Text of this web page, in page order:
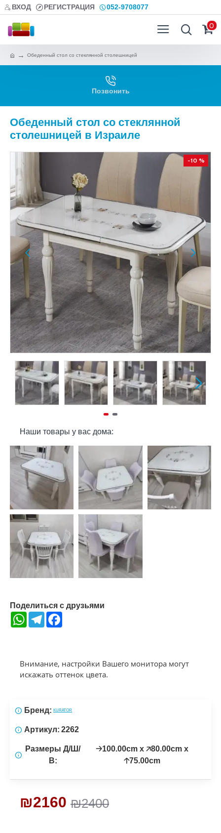
ВХОД РЕГИСТРАЦИЯ 052-9708077
0
Обеденный стол со стеклянной столешницей
Позвонить
Обеденный стол со стеклянной
столешницей в Израиле
-10 %
Наши товары у вас дома:
Поделиться с друзьями
WhatsAppTelegram
Внимание, настройки Вашего монитора могут
искажать оттенок цвета.
₪2400
₪2160
Бренд: KURATOR
Артикул: 2262
Размеры Д/Ш/
В:
🡢100.00cm x 🡥80.00cm x
🡡75.00cm